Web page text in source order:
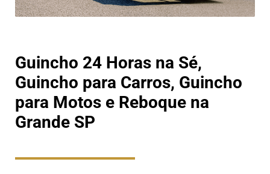
Guincho 24 Horas na Sé,
Guincho para Carros, Guincho
para Motos e Reboque na
Grande SP